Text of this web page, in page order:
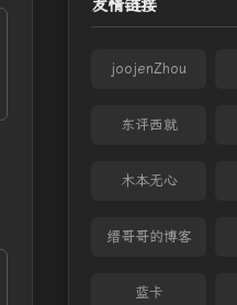
友情链接
joojenZhou
东评西就
木本无心
缙哥哥的博客
蓝卡